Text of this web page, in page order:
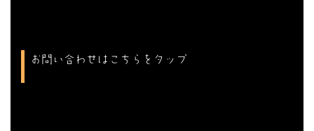
お問い合わせはこちらをタップ